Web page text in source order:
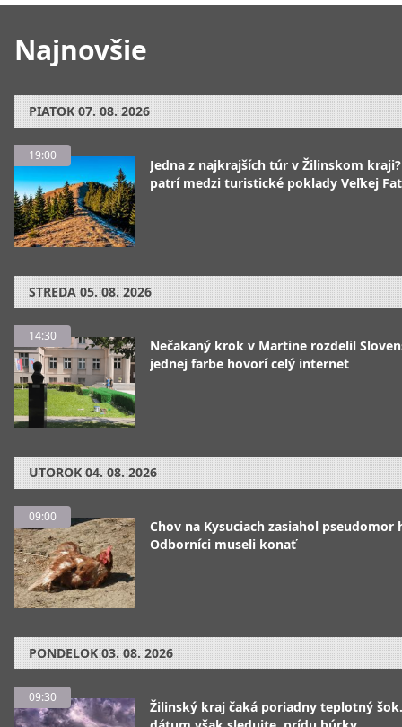
Najnovšie
PIATOK 07. 08. 2026
19:00
Jedna z najkrajších túr v Žilinskom
patrí medzi turistické poklady Veľkej
STREDA 05. 08. 2026
14:30
Nečakaný krok v Martine rozdelil
jednej farbe hovorí celý internet
UTOROK 04. 08. 2026
09:00
Chov na Kysuciach zasiahol pseudomor
Odborníci museli konať
PONDELOK 03. 08. 2026
09:30
Žilinský kraj čaká poriadny teplotný